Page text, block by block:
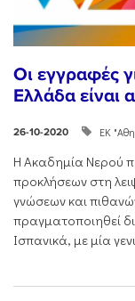
Οι εγγραφές
Ελλάδα είναι
26-10-2020 ΕΚ
Η Ακαδημία Νερού
προκλήσεων στη
γνώσεων και
πραγματοποιηθεί
Ισπανικά, με μία